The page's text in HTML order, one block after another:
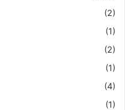
(2)
(1)
(2)
(1)
(4)
(1)